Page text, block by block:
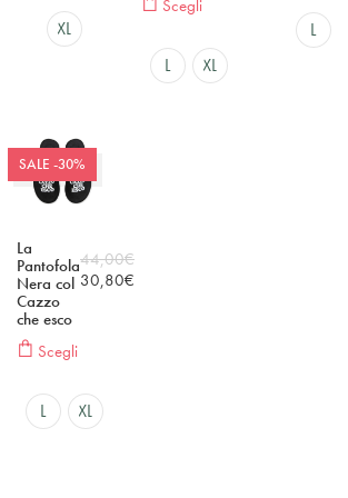
XL
Scegli
L XL
L
SALE -30%
La
Pantofola
Nera col
Cazzo
che esco
Scegli
44,00€
30,80€
L XL